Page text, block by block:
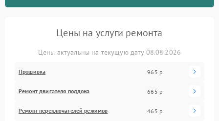
Цены на услуги ремонта
Цены актуальны на текущую дату 08.08.2026
Прошивка 965 р
Ремонт двигателя поддона 665 р
Ремонт переключателей режимов 465 р